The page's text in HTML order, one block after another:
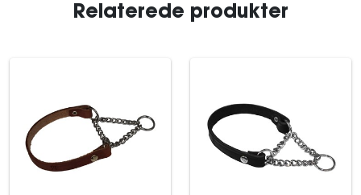
Relaterede produkter